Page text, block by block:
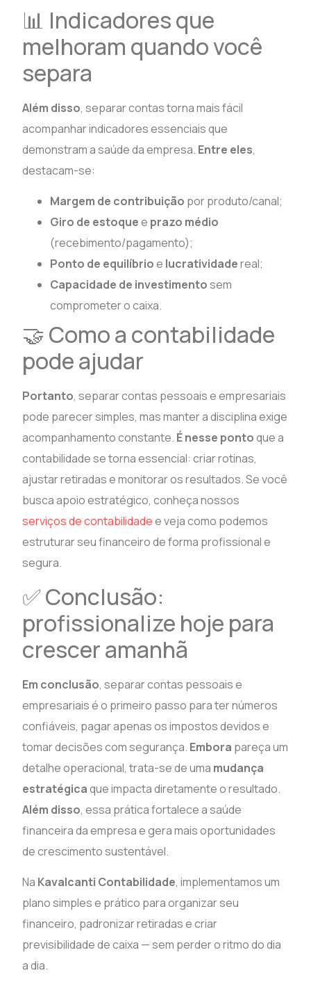
📊 Indicadores que
melhoram quando você
separa
Além disso, separar contas torna mais fácil
acompanhar indicadores essenciais que
demonstram a saúde da empresa. Entre eles,
destacam-se:
Margem de contribuição por produto/canal;
Giro de estoquee prazo médio
(recebimento/pagamento);
Ponto de equilíbrioe lucratividadereal;
Capacidade de investimentosem
comprometer o caixa.
🤝 Como a contabilidade
pode ajudar
Portanto, separar contas pessoais e empresariais
pode parecer simples, mas manter a disciplina exige
acompanhamento constante. É nesse pontoque a
contabilidade se torna essencial: criar rotinas,
ajustar retiradas e monitorar os resultados. Se você
busca apoio estratégico, conheça nossos
serviços de contabilidadee veja como podemos
estruturar seu financeiro de forma profissional e
segura.
✅ Conclusão:
profissionalize hoje para
crescer amanhã
Em conclusão, separar contas pessoais e
empresariais é o primeiro passo para ter números
confiáveis, pagar apenas os impostos devidos e
tomar decisões com segurança. Embora pareça um
detalhe operacional, trata-se de uma mudança
estratégicaque impacta diretamente o resultado.
Além disso, essa prática fortalece a saúde
financeira da empresa e gera mais oportunidades
de crescimento sustentável.
Na Kavalcanti Contabilidade, implementamos um
plano simples e prático para organizar seu
financeiro, padronizar retiradas e criar
previsibilidade de caixa — sem perder o ritmo do dia
a dia.